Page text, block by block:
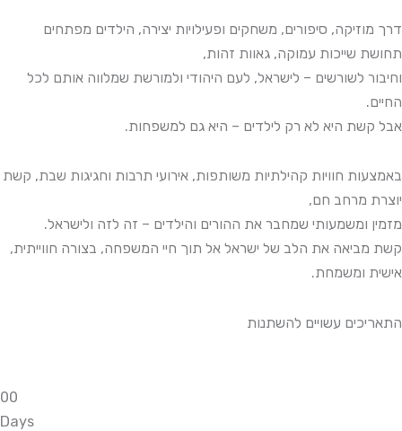
דרך מוזיקה, סיפורים, משחקים ופעילויות יצירה, הילדים מפתחים
תחושת שייכות עמוקה, גאוות זהות,
וחיבור לשורשים – לישראל, לעם היהודי ולמורשת שמלווה אותם לכל
החיים.
אבל קשת היא לא רק לילדים – היא גם למשפחות.
באמצעות חוויות קהילתיות משותפות, אירועי תרבות וחגיגות שבת, קשת
יוצרת מרחב חם,
מזמין ומשמעותי שמחבר את ההורים והילדים – זה לזה ולישראל.
קשת מביאה את הלב של ישראל אל תוך חיי המשפחה, בצורה חווייתית,
אישית ומשמחת.
התאריכים עשויים להשתנות
00
Days